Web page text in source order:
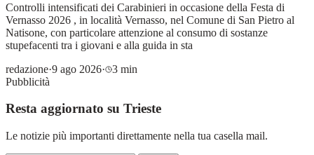
Controlli intensificati dei Carabinieri in occasione della Festa di
Vernasso 2026 , in località Vernasso, nel Comune di San Pietro al
Natisone, con particolare attenzione al consumo di sostanze
stupefacenti tra i giovani e alla guida in sta
redazione·9 ago 2026·
3 min
Pubblicità
Resta aggiornato su Trieste
Le notizie più importanti direttamente nella tua casella mail.